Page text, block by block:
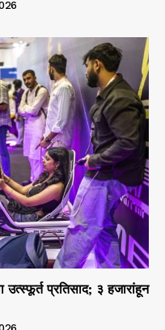
प्रतिसाद; ३ हजारांहून